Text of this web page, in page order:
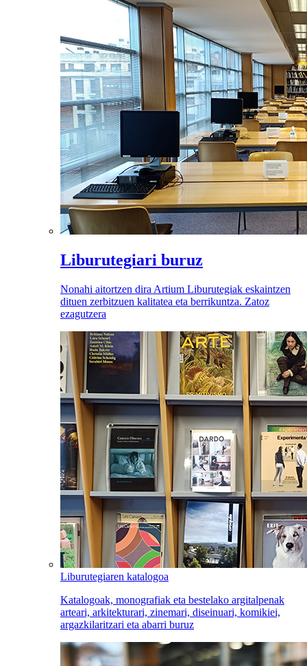
Liburutegiari buruz
Nonahi aitortzen dira Artium Liburutegiak eskaintzen
dituen zerbitzuen kalitatea eta berrikuntza. Zatoz
ezagutzera
Liburutegiaren katalogoa
Katalogoak, monografiak eta bestelako argitalpenak
arteari, arkitekturari, zinemari, diseinuari, komikiei,
argazkilaritzari eta abarri buruz